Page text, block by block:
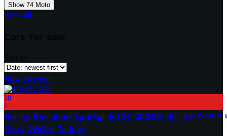
Show 74 Moto
Reset all
New Arrival
18
1
639,000
Harley Davidson Sportglide107 ปี2020 สีดำ วิ่ง
น้อย4,000Mi ใหม่มาก